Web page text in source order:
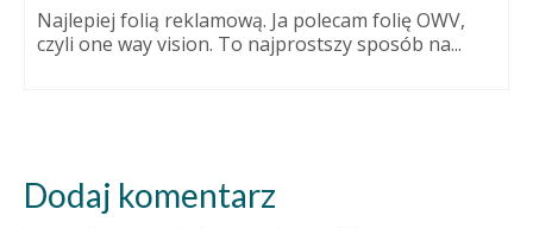
Najlepiej folią reklamową. Ja polecam folię OWV,
czyli one way vision. To najprostszy sposób na...
Dodaj komentarz